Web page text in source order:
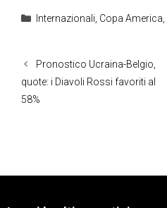
Categorie
Internazionali, Copa America,
Pronostico Ucraina-Belgio,
quote: i Diavoli Rossi favoriti al
58%